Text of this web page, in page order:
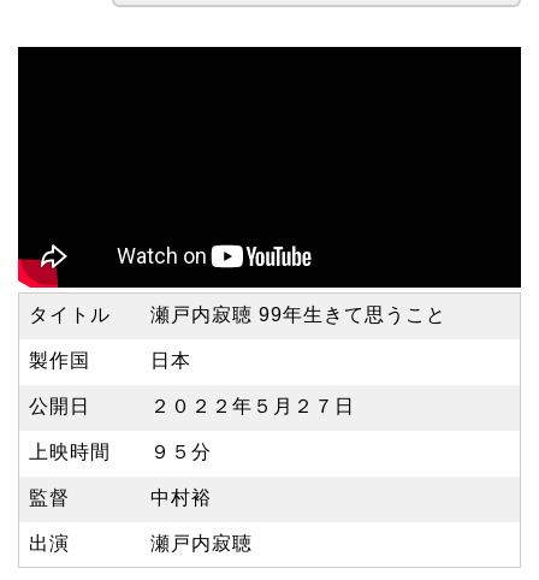
タイトル 瀬戸内寂聴 99年生きて思うこと
製作国 日本
公開日 ２０２２年５月２７日
上映時間 ９５分
監督 中村裕
出演 瀬戸内寂聴